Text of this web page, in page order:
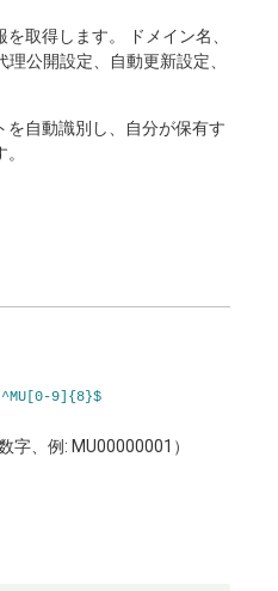
取得します。 ドメイン名、
公開設定、自動更新設定、
自動識別し、自分が保有す
^MU[0-9]{8}$
字、例: MU00000001）